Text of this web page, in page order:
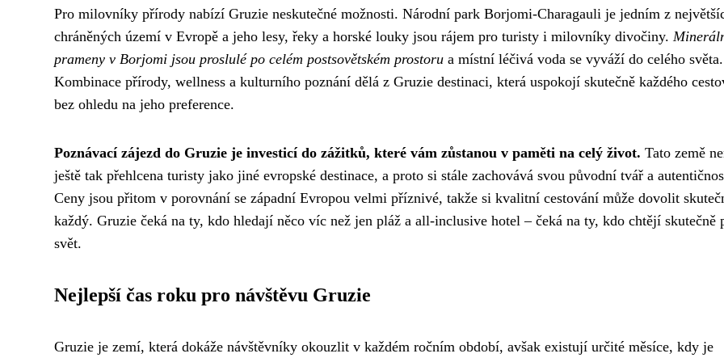
Pro milovníky přírody nabízí Gruzie neskutečné možnosti. Národní park Borjomi-Charagauli je jedním z
chráněných území v Evropě a jeho lesy, řeky a horské louky jsou rájem pro turisty i milovníky divočiny.
prameny v Borjomi jsou proslulé po celém postsovětském prostoru a místní léčivá voda se vyváží do celého světa.
Kombinace přírody, wellness a kulturního poznání dělá z Gruzie destinaci, která uspokojí skutečně každého
bez ohledu na jeho preference.
Poznávací zájezd do Gruzie je investicí do zážitků, které vám zůstanou v paměti na celý život. Tato země
ještě tak přehlcena turisty jako jiné evropské destinace, a proto si stále zachovává svou původní tvář a
Ceny jsou přitom v porovnání se západní Evropou velmi příznivé, takže si kvalitní cestování může dovolit
každý. Gruzie čeká na ty, kdo hledají něco víc než jen pláž a all-inclusive hotel – čeká na ty, kdo chtějí skutečně
svět.
Nejlepší čas roku pro návštěvu Gruzie
Gruzie je zemí, která dokáže návštěvníky okouzlit v každém ročním období, avšak existují určité měsíce, kdy je